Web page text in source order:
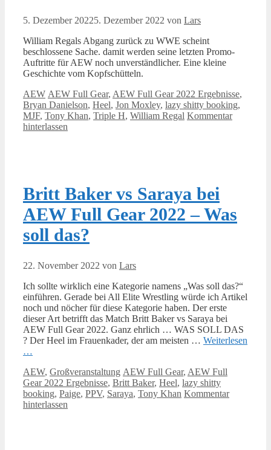
5. Dezember 20225. Dezember 2022 von Lars
William Regals Abgang zurück zu WWE scheint
beschlossene Sache. damit werden seine letzten Promo-
Auftritte für AEW noch unverständlicher. Eine kleine
Geschichte vom Kopfschütteln.
Kategorien
AEW Schlagwörter
AEW Full Gear, AEW Full Gear 2022 Ergebnisse,
Bryan Danielson, Heel, Jon Moxley, lazy shitty booking,
MJF, Tony Khan, Triple H, William Regal Kommentar
hinterlassen
Britt Baker vs Saraya bei
AEW Full Gear 2022 – Was
soll das?
22. November 2022 von Lars
Ich sollte wirklich eine Kategorie namens „Was soll das?“
einführen. Gerade bei All Elite Wrestling würde ich Artikel
noch und nöcher für diese Kategorie haben. Der erste
dieser Art betrifft das Match Britt Baker vs Saraya bei
AEW Full Gear 2022. Ganz ehrlich … WAS SOLL DAS
? Der Heel im Frauenkader, der am meisten … Weiterlesen
…
Kategorien
AEW, Großveranstaltung Schlagwörter
AEW Full Gear, AEW Full
Gear 2022 Ergebnisse, Britt Baker, Heel, lazy shitty
booking, Paige, PPV, Saraya, Tony Khan Kommentar
hinterlassen